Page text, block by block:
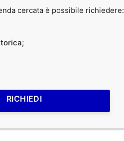
cercata è possibile richiedere:
RICHIEDI